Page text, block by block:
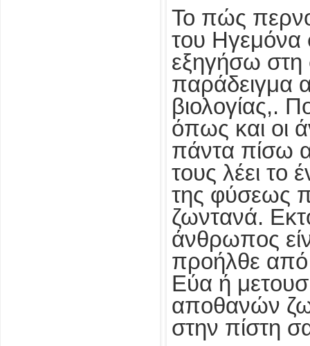
Το πώς
του
εξηγήσω στη
παράδειγμα
βιολογίας,.
όπως και οι
πάντα πίσω
τους λέει το
της φύσεως
ζωντανά.
άνθρωπος
προήλθε από
Εύα ή
αποθανών
στην πίστη